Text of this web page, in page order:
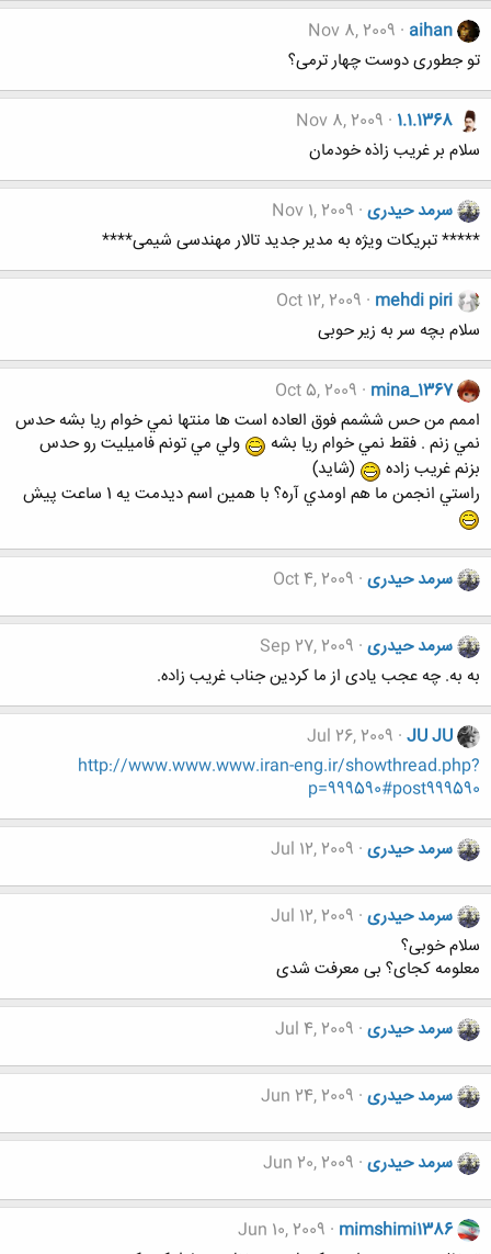
aihan
Nov 8, 2009
تو جطوری دوست چهار ترمی؟
1.1.1368
Nov 8, 2009
سلام بر غریب زاذه خودمان
سرمد حیدری Nov 1, 2009
***** تبریکات ویژه به مدیر جدید تالار مهندسی شیمی****
mehdi piri
Oct 12, 2009
سلام بچه سر به زیر حوبی
mina_1367
Oct 5, 2009
اممم من حس ششمم فوق العاده است ها منتها نمي خوام ريا بشه حدس
نمي زنم . فقط نمي خوام ريا بشه
ولي مي تونم فاميليت رو حدس
بزنم غريب زاده
(شايد)
راستي انجمن ما هم اومدي آره؟ با همين اسم ديدمت يه 1 ساعت پيش
سرمد حیدری Oct 4, 2009
سرمد حیدری Sep 27, 2009
به به. چه عجب یادی از ما کردین جناب غریب زاده.
JU JU
Jul 26, 2009
http://www.www.www.iran-eng.ir/showthread.php?
p=999590#post999590
سرمد حیدری Jul 12, 2009
سرمد حیدری Jul 12, 2009
سلام خوبی؟
معلومه کجای؟ بی معرفت شدی
سرمد حیدری Jul 4, 2009
سرمد حیدری Jun 24, 2009
سرمد حیدری Jun 20, 2009
mimshimi1386
Jun 10, 2009